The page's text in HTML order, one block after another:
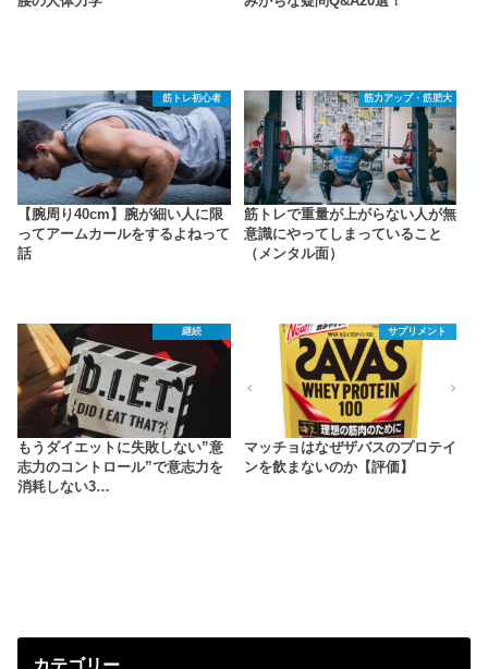
筋トレ初心者
【腕周り40cm】腕が細い人に限
ってアームカールをするよねって
話
筋力アップ・筋肥大
筋トレで重量が上がらない人が無
意識にやってしまっていること
（メンタル面）
継続
もうダイエットに失敗しない”意
志力のコントロール”で意志力を
消耗しない3…
サプリメント
マッチョはなぜザバスのプロテイ
ンを飲まないのか【評価】
カテゴリー